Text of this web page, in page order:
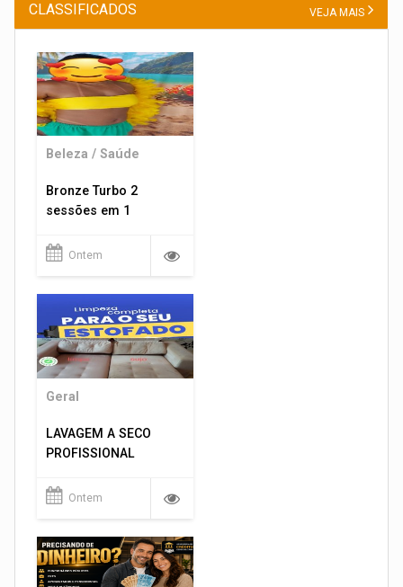
CLASSIFICADOS VEJA MAIS
Beleza / Saúde
Bronze Turbo 2
sessões em 1
Ontem
Geral
LAVAGEM A SECO
PROFISSIONAL
Ontem